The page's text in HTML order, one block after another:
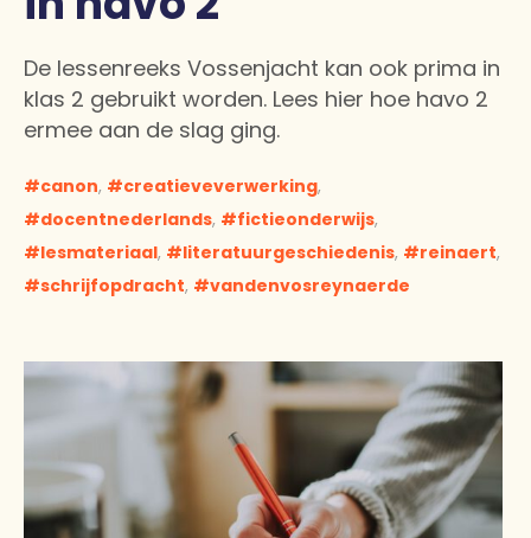
De lessenreeks Vossenjacht kan ook prima in
klas 2 gebruikt worden. Lees hier hoe havo 2
ermee aan de slag ging.
canon, creatieveverwerking,
docentnederlands, fictieonderwijs,
lesmateriaal, literatuurgeschiedenis, reinaert,
schrijfopdracht, vandenvosreynaerde